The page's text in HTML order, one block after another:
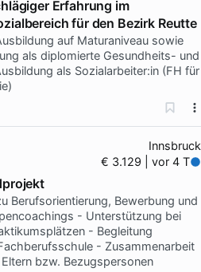
Erfahrung im
für den Bezirk Reutte
auf Maturaniveau sowie
als diplomierte Gesundheits- und
als Sozialarbeiter:in (FH für
Innsbruck
€ 3.129 | vor 4 T
Berufsorientierung, Bewerbung und
- Unterstützung bei
- Begleitung
- Zusammenarbeit
bzw. Bezugspersonen